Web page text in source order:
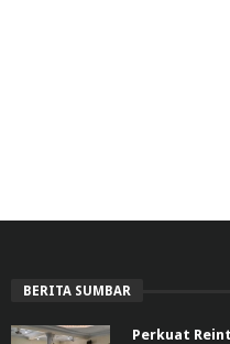
BERITA SUMBAR
Perkuat